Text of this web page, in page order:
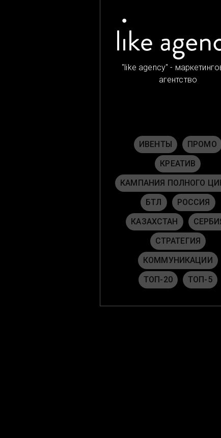
"like agency" -
агентство
ИВЕНТЫ
ПРОМО
КРЕАТИВ
КАМПАНИЯ ПОЛНОГО
БТЛ
РОССИЯ
КАЗАХСТАН
СТРАТЕГИЯ
КОММУНИКАЦИИ
ТОП-20
ТОП-5